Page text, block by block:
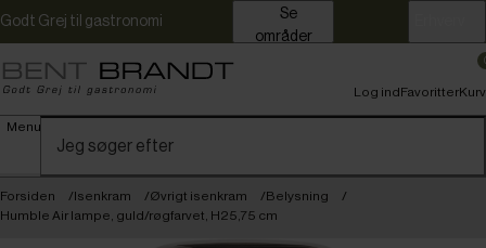
Godt Grej til gastronomi
områder
Menu
Log indFavoritterKurv
Forsiden Isenkram Øvrigt isenkram
Belysning
Humble Air lampe, guld/røgfarvet, H25,75 cm